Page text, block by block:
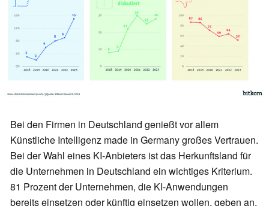
Bei den Firmen in Deutschland genießt vor allem
Künstliche Intelligenz made in Germany großes Vertrauen.
Bei der Wahl eines KI-Anbieters ist das Herkunftsland für
die Unternehmen in Deutschland ein wichtiges Kriterium.
81 Prozent der Unternehmen, die KI-Anwendungen
bereits einsetzen oder künftig einsetzen wollen, geben an,